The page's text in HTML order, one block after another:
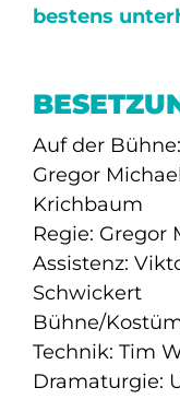
bestens
Auf der
Gregor
Krichbaum
Regie: Gregor
Assistenz:
Schwickert
Bühne/
Technik: Tim
Dramaturgie: